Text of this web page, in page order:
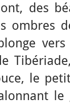
des
ombres
le